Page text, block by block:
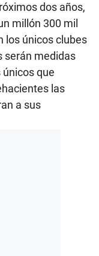
dos años,
millón 300 mil
los únicos clubes
serán medidas
únicos que
las
a sus